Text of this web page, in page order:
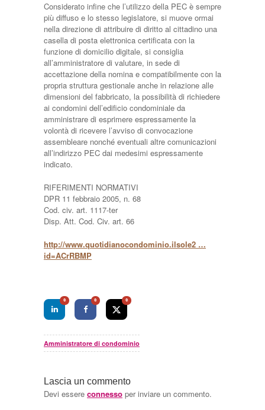
Considerato infine che l’utilizzo della PEC è sempre
più diffuso e lo stesso legislatore, si muove ormai
nella direzione di attribuire di diritto al cittadino una
casella di posta elettronica certificata con la
funzione di domicilio digitale, si consiglia
all’amministratore di valutare, in sede di
accettazione della nomina e compatibilmente con la
propria struttura gestionale anche in relazione alle
dimensioni del fabbricato, la possibilità di richiedere
ai condomini dell’edificio condominiale da
amministrare di esprimere espressamente la
volontà di ricevere l’avviso di convocazione
assembleare nonché eventuali altre comunicazioni
all’indirizzo PEC dai medesimi espressamente
indicato.
RIFERIMENTI NORMATIVI
DPR 11 febbraio 2005, n. 68
Cod. civ. art. 1117-ter
Disp. Att. Cod. Civ. art. 66
http://www.quotidianocondominio.ilsole2 …
id=ACrRBMP
0 0 0
Amministratore di condominio
Lascia un commento
Devi essere connesso per inviare un commento.